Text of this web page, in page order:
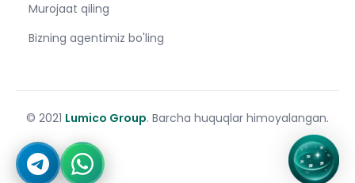
Murojaat qiling
Bizning agentimiz bo'ling
© 2021 Lumico Group. Barcha huquqlar himoyalangan.